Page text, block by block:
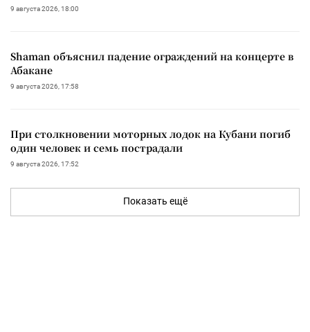
9 августа 2026, 18:00
Shaman объяснил падение ограждений на концерте в
Абакане
9 августа 2026, 17:58
При столкновении моторных лодок на Кубани погиб
один человек и семь пострадали
9 августа 2026, 17:52
Показать ещё